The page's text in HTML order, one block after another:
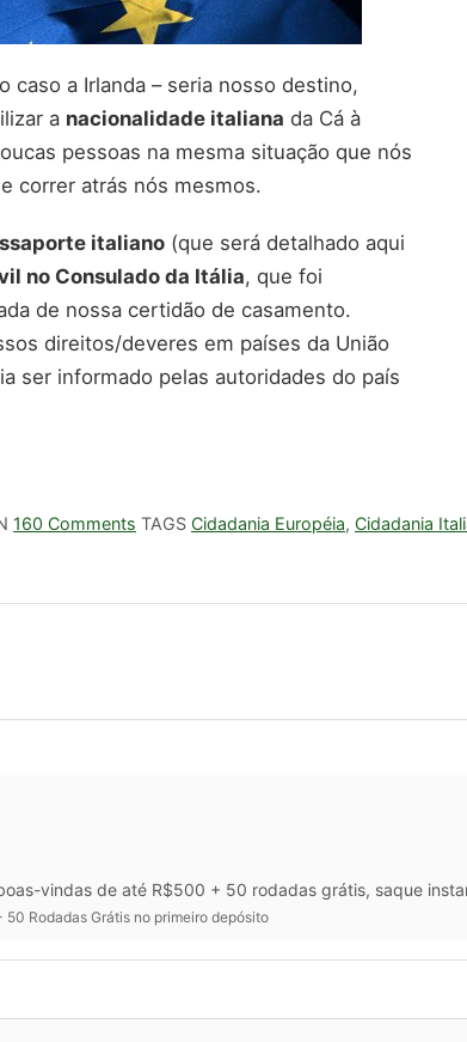
caso a Irlanda – seria nosso destino,
a nacionalidade italiana da Cá à
pessoas na mesma situação que nós
correr atrás nós mesmos.
italiano (que será detalhado aqui
no Consulado da Itália, que foi
de nossa certidão de casamento.
direitos/deveres em países da União
ser informado pelas autoridades do país
160 Comments TAGS Cidadania Européia, Cidadania
vindas de até R$500 + 50 rodadas grátis, saque
50 Rodadas Grátis no primeiro depósito